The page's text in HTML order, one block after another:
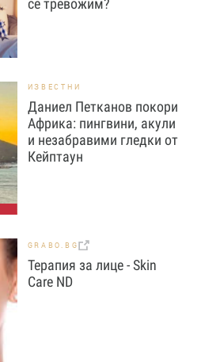
се тревожим?
ИЗВЕСТНИ
Даниел Петканов покори
Африка: пингвини, акули
и незабравими гледки от
Кейптаун
GRABO.BG
Терапия за лице - Skin
Care ND